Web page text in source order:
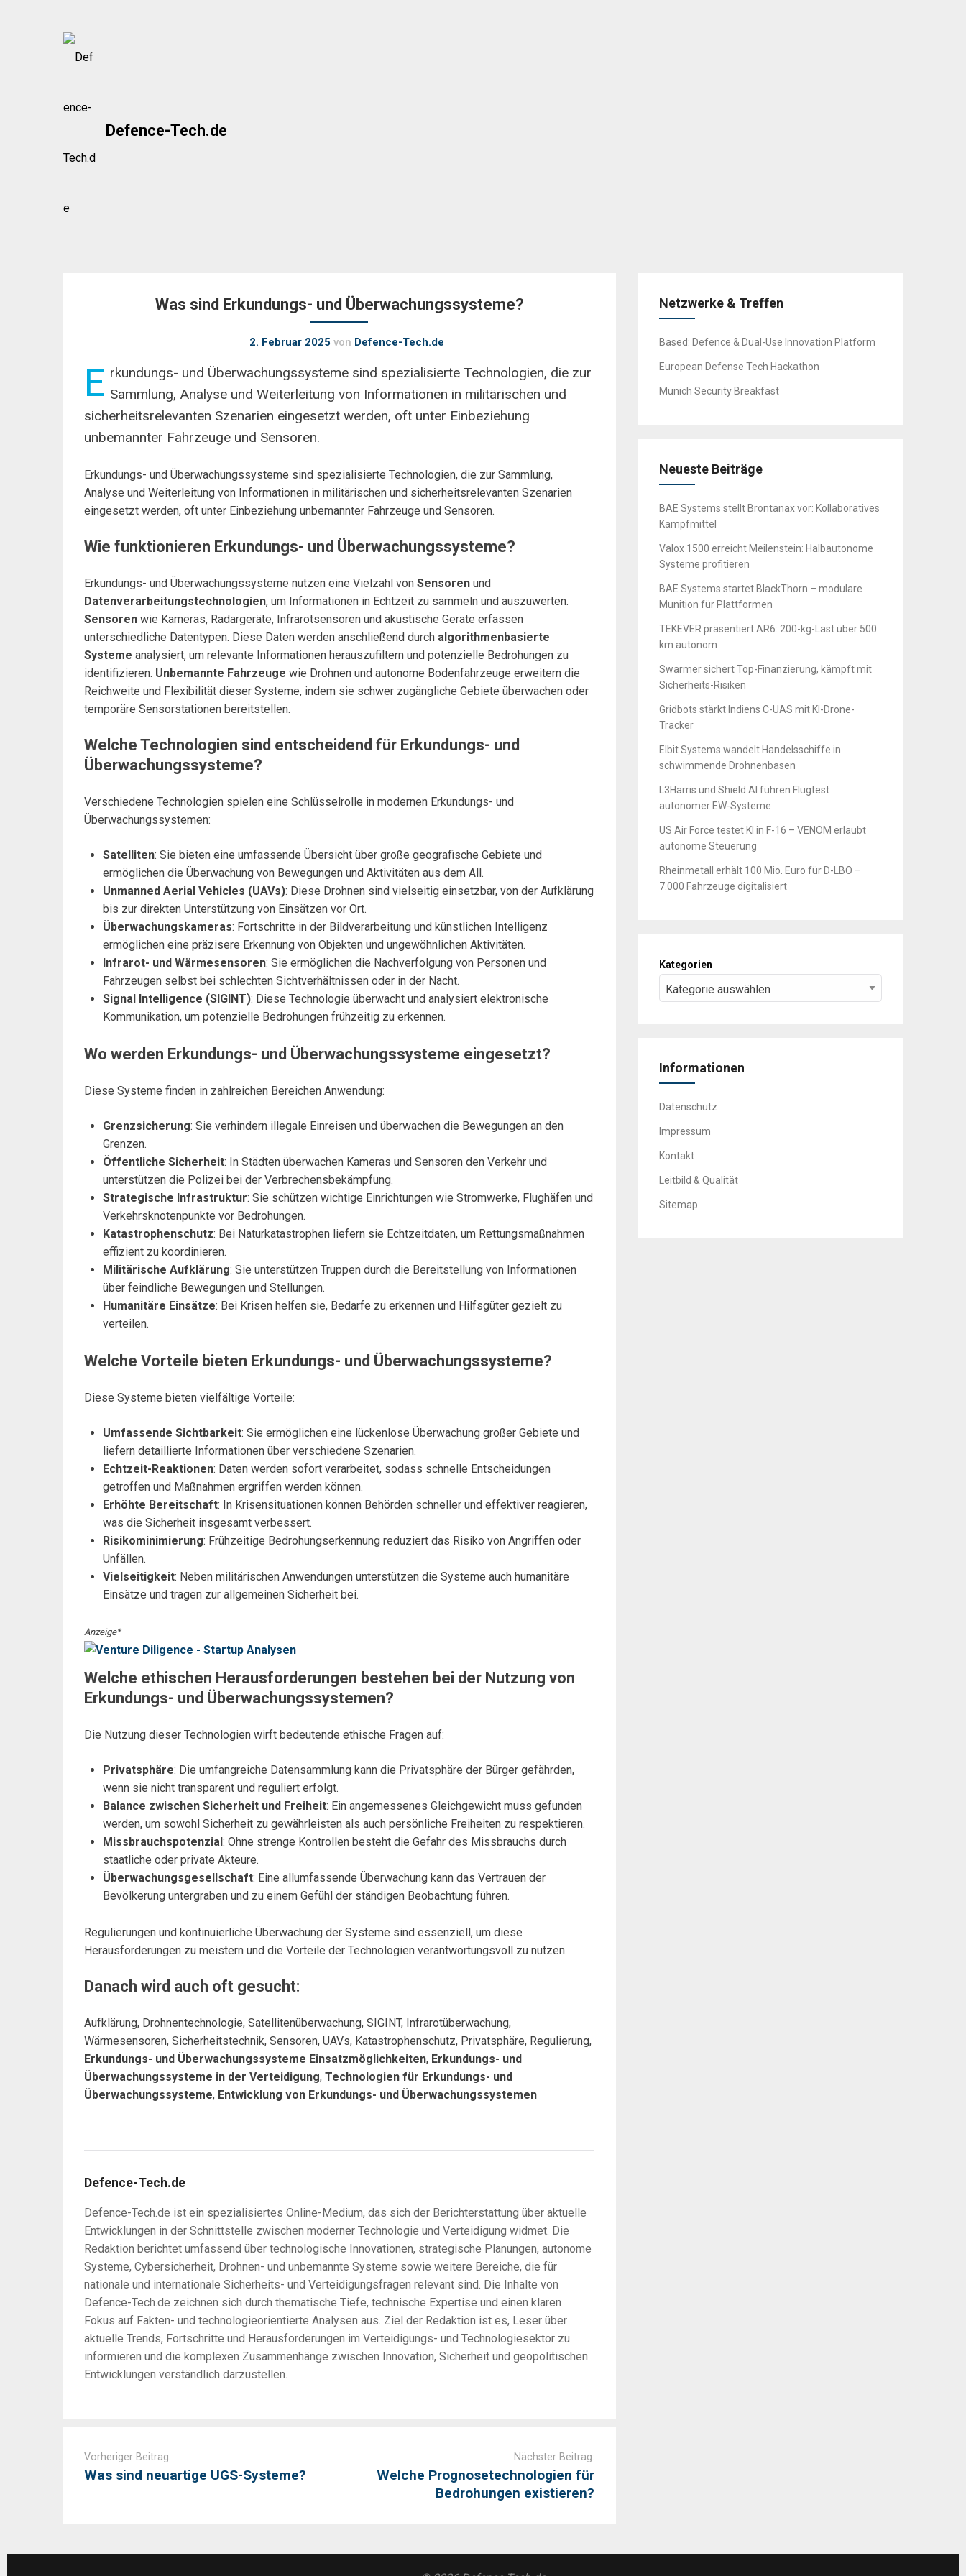
Defence-Tech.de
Was sind Erkundungs- und Überwachungssysteme?
2. Februar 2025 von Defence-Tech.de
E rkundungs- und Überwachungssysteme sind spezialisierte Technologien, die zur
Sammlung, Analyse und Weiterleitung von Informationen in militärischen und
sicherheitsrelevanten Szenarien eingesetzt werden, oft unter Einbeziehung
unbemannter Fahrzeuge und Sensoren.
Erkundungs- und Überwachungssysteme sind spezialisierte Technologien, die zur Sammlung,
Analyse und Weiterleitung von Informationen in militärischen und sicherheitsrelevanten Szenarien
eingesetzt werden, oft unter Einbeziehung unbemannter Fahrzeuge und Sensoren.
Wie funktionieren Erkundungs- und Überwachungssysteme?
Erkundungs- und Überwachungssysteme nutzen eine Vielzahl von Sensoren und
Datenverarbeitungstechnologien, um Informationen in Echtzeit zu sammeln und auszuwerten.
Sensoren wie Kameras, Radargeräte, Infrarotsensoren und akustische Geräte erfassen
unterschiedliche Datentypen. Diese Daten werden anschließend durch algorithmenbasierte
Systeme analysiert, um relevante Informationen herauszufiltern und potenzielle Bedrohungen zu
identifizieren. Unbemannte Fahrzeuge wie Drohnen und autonome Bodenfahrzeuge erweitern die
Reichweite und Flexibilität dieser Systeme, indem sie schwer zugängliche Gebiete überwachen oder
temporäre Sensorstationen bereitstellen.
Welche Technologien sind entscheidend für Erkundungs- und
Überwachungssysteme?
Verschiedene Technologien spielen eine Schlüsselrolle in modernen Erkundungs- und
Überwachungssystemen:
Satelliten: Sie bieten eine umfassende Übersicht über große geografische Gebiete und
ermöglichen die Überwachung von Bewegungen und Aktivitäten aus dem All.
Unmanned Aerial Vehicles (UAVs): Diese Drohnen sind vielseitig einsetzbar, von der Aufklärung
bis zur direkten Unterstützung von Einsätzen vor Ort.
Überwachungskameras: Fortschritte in der Bildverarbeitung und künstlichen Intelligenz
ermöglichen eine präzisere Erkennung von Objekten und ungewöhnlichen Aktivitäten.
Infrarot- und Wärmesensoren: Sie ermöglichen die Nachverfolgung von Personen und
Fahrzeugen selbst bei schlechten Sichtverhältnissen oder in der Nacht.
Signal Intelligence (SIGINT): Diese Technologie überwacht und analysiert elektronische
Kommunikation, um potenzielle Bedrohungen frühzeitig zu erkennen.
Wo werden Erkundungs- und Überwachungssysteme eingesetzt?
Diese Systeme finden in zahlreichen Bereichen Anwendung:
Grenzsicherung: Sie verhindern illegale Einreisen und überwachen die Bewegungen an den
Grenzen.
Öffentliche Sicherheit: In Städten überwachen Kameras und Sensoren den Verkehr und
unterstützen die Polizei bei der Verbrechensbekämpfung.
Strategische Infrastruktur: Sie schützen wichtige Einrichtungen wie Stromwerke, Flughäfen und
Verkehrsknotenpunkte vor Bedrohungen.
Katastrophenschutz: Bei Naturkatastrophen liefern sie Echtzeitdaten, um Rettungsmaßnahmen
effizient zu koordinieren.
Militärische Aufklärung: Sie unterstützen Truppen durch die Bereitstellung von Informationen
über feindliche Bewegungen und Stellungen.
Humanitäre Einsätze: Bei Krisen helfen sie, Bedarfe zu erkennen und Hilfsgüter gezielt zu
verteilen.
Welche Vorteile bieten Erkundungs- und Überwachungssysteme?
Diese Systeme bieten vielfältige Vorteile:
Umfassende Sichtbarkeit: Sie ermöglichen eine lückenlose Überwachung großer Gebiete und
liefern detaillierte Informationen über verschiedene Szenarien.
Echtzeit-Reaktionen: Daten werden sofort verarbeitet, sodass schnelle Entscheidungen
getroffen und Maßnahmen ergriffen werden können.
Erhöhte Bereitschaft: In Krisensituationen können Behörden schneller und effektiver reagieren,
was die Sicherheit insgesamt verbessert.
Risikominimierung: Frühzeitige Bedrohungserkennung reduziert das Risiko von Angriffen oder
Unfällen.
Vielseitigkeit: Neben militärischen Anwendungen unterstützen die Systeme auch humanitäre
Einsätze und tragen zur allgemeinen Sicherheit bei.
Anzeige*
Welche ethischen Herausforderungen bestehen bei der Nutzung von
Erkundungs- und Überwachungssystemen?
Die Nutzung dieser Technologien wirft bedeutende ethische Fragen auf:
Privatsphäre: Die umfangreiche Datensammlung kann die Privatsphäre der Bürger gefährden,
wenn sie nicht transparent und reguliert erfolgt.
Balance zwischen Sicherheit und Freiheit: Ein angemessenes Gleichgewicht muss gefunden
werden, um sowohl Sicherheit zu gewährleisten als auch persönliche Freiheiten zu respektieren.
Missbrauchspotenzial : Ohne strenge Kontrollen besteht die Gefahr des Missbrauchs durch
staatliche oder private Akteure.
Überwachungsgesellschaft: Eine allumfassende Überwachung kann das Vertrauen der
Bevölkerung untergraben und zu einem Gefühl der ständigen Beobachtung führen.
Regulierungen und kontinuierliche Überwachung der Systeme sind essenziell, um diese
Herausforderungen zu meistern und die Vorteile der Technologien verantwortungsvoll zu nutzen.
Danach wird auch oft gesucht:
Aufklärung, Drohnentechnologie, Satellitenüberwachung, SIGINT, Infrarotüberwachung,
Wärmesensoren, Sicherheitstechnik, Sensoren, UAVs, Katastrophenschutz, Privatsphäre, Regulierung,
Erkundungs- und Überwachungssysteme Einsatzmöglichkeiten, Erkundungs- und
Überwachungssysteme in der Verteidigung, Technologien für Erkundungs- und
Überwachungssysteme, Entwicklung von Erkundungs- und Überwachungssystemen
Defence-Tech.de
Defence-Tech.de ist ein spezialisiertes Online-Medium, das sich der Berichterstattung über aktuelle
Entwicklungen in der Schnittstelle zwischen moderner Technologie und Verteidigung widmet. Die
Redaktion berichtet umfassend über technologische Innovationen, strategische Planungen, autonome
Systeme, Cybersicherheit, Drohnen- und unbemannte Systeme sowie weitere Bereiche, die für
nationale und internationale Sicherheits- und Verteidigungsfragen relevant sind. Die Inhalte von
Defence-Tech.de zeichnen sich durch thematische Tiefe, technische Expertise und einen klaren
Fokus auf Fakten- und technologieorientierte Analysen aus. Ziel der Redaktion ist es, Leser über
aktuelle Trends, Fortschritte und Herausforderungen im Verteidigungs- und Technologiesektor zu
informieren und die komplexen Zusammenhänge zwischen Innovation, Sicherheit und geopolitischen
Entwicklungen verständlich darzustellen.
navigation
Vorheriger Beitrag:
Was sind neuartige UGS-Systeme?
Nächster Beitrag:
Welche Prognosetechnologien für
Bedrohungen existieren?
Netzwerke & Treffen
Based: Defence & Dual-Use Innovation Platform
European Defense Tech Hackathon
Munich Security Breakfast
Neueste Beiträge
BAE Systems stellt Brontanax vor: Kollaboratives
Kampfmittel
Valox 1500 erreicht Meilenstein: Halbautonome
Systeme profitieren
BAE Systems startet BlackThorn – modulare
Munition für Plattformen
TEKEVER präsentiert AR6: 200-kg-Last über 500
km autonom
Swarmer sichert Top-Finanzierung, kämpft mit
Sicherheits-Risiken
Gridbots stärkt Indiens C-UAS mit KI-Drone-
Tracker
Elbit Systems wandelt Handelsschiffe in
schwimmende Drohnenbasen
L3Harris und Shield AI führen Flugtest
autonomer EW-Systeme
US Air Force testet KI in F-16 – VENOM erlaubt
autonome Steuerung
Rheinmetall erhält 100 Mio. Euro für D-LBO –
7.000 Fahrzeuge digitalisiert
Kategorien
Informationen
Datenschutz
Impressum
Kontakt
Leitbild & Qualität
Sitemap